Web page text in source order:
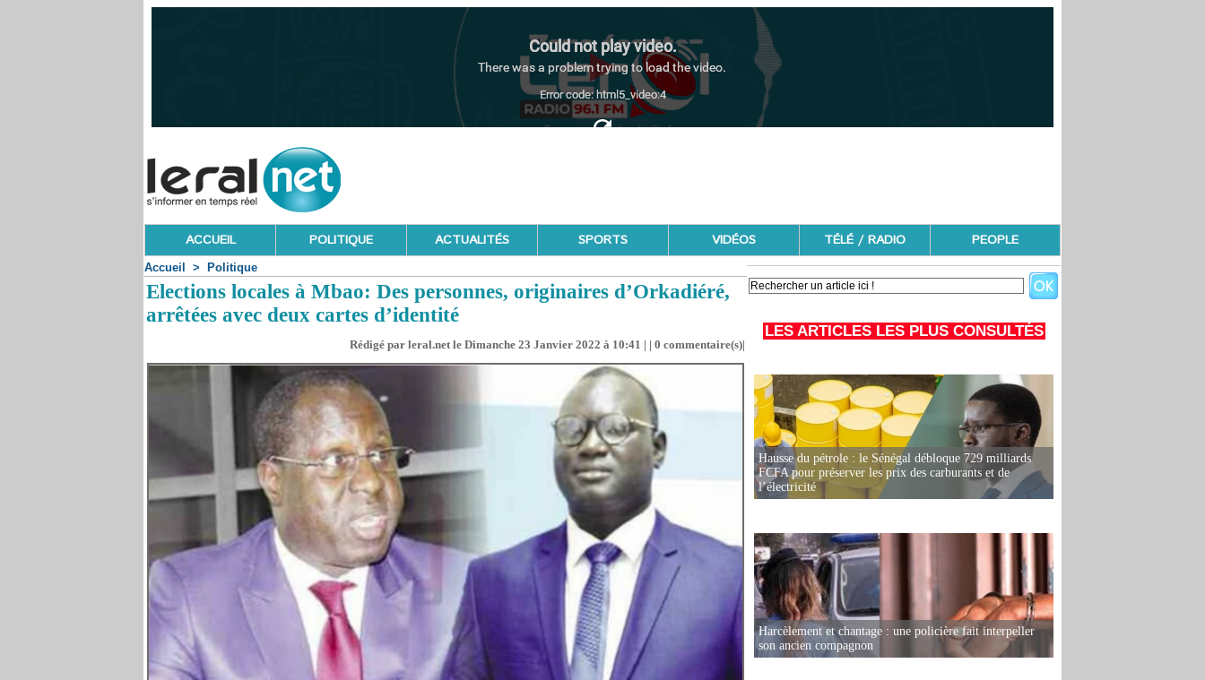
ACCUEIL POLITIQUE ACTUALITÉS SPORTS VIDÉOS TÉLÉ / RADIO PEOPLE
Accueil > Politique
Elections locales à Mbao: Des personnes, originaires d’Orkadiéré,
arrêtées avec deux cartes d’identité
Rédigé par leral.net le Dimanche 23 Janvier 2022 à 10:41 | | 0 commentaire(s)|
LES ARTICLES LES PLUS CONSULTÉS
Hausse du pétrole : le Sénégal débloque 729 milliards
FCFA pour préserver les prix des carburants et de
l’électricité
Harcèlement et chantage : une policière fait interpeller
son ancien compagnon